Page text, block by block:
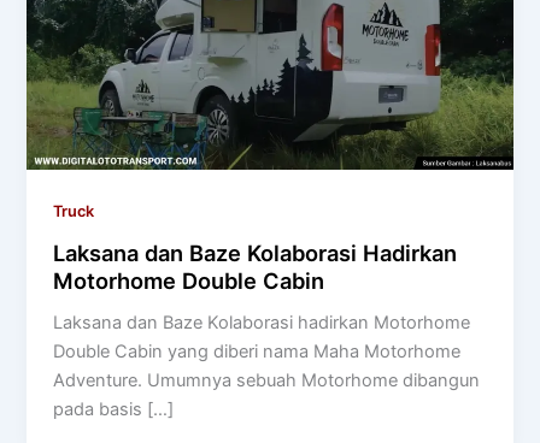
Truck
Laksana dan Baze Kolaborasi Hadirkan
Motorhome Double Cabin
Laksana dan Baze Kolaborasi hadirkan Motorhome
Double Cabin yang diberi nama Maha Motorhome
Adventure. Umumnya sebuah Motorhome dibangun
pada basis […]